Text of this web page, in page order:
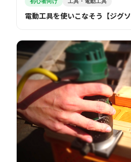
初心者向け 工具・電動工具
電動工具を使いこなそう【ジグソ